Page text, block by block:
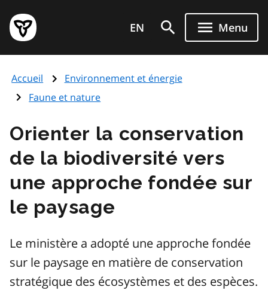
au
contenu
principal
Page
d'accueil
de
l'Ontario
EN Menu
Accueil
Environnement et énergie
Faune et nature
Orienter la conservation
de la biodiversité vers
une approche fondée sur
le paysage
Le ministère a adopté une approche fondée
sur le paysage en matière de conservation
stratégique des écosystèmes et des espèces.